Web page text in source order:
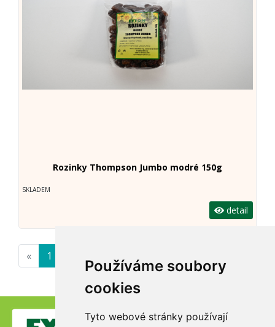
Používáme soubory
cookies
Tyto webové stránky používají
Rozinky Thompson Jumbo modré 150g
SKLADEM
detail
« 1